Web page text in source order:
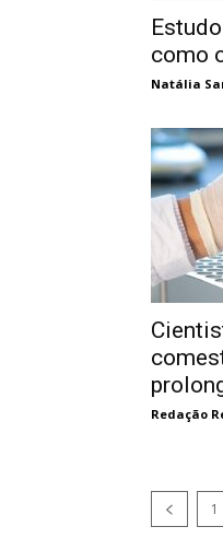
como
Natália
Redação
1